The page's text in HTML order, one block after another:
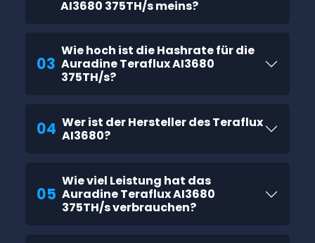
AI3680 375TH/s meins?
03
Wie hoch ist die Hashrate für die
Auradine Teraflux AI3680
375TH/s?
04 Wer ist der Hersteller des Teraflux
AI3680?
05
Wie viel Leistung hat das
Auradine Teraflux AI3680
375TH/s verbrauchen?